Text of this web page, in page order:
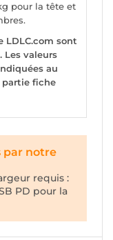
pour la tête et
LDLC.com sont
valeurs
au
partie fiche
par notre
requis :
PD pour la